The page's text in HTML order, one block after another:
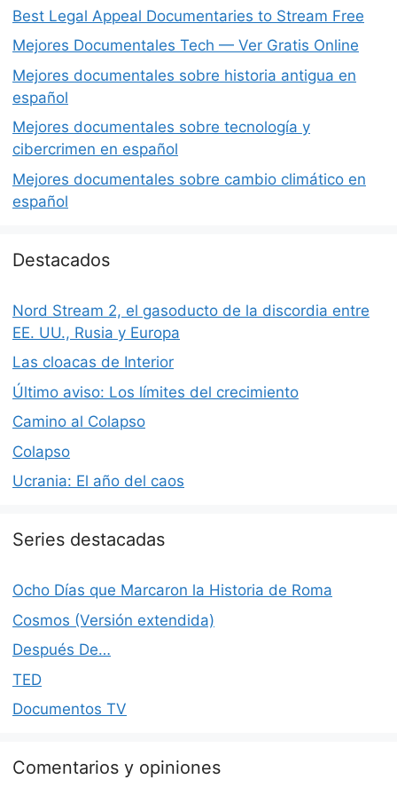
Best Legal Appeal Documentaries to Stream Free
Mejores Documentales Tech — Ver Gratis Online
Mejores documentales sobre historia antigua en
español
Mejores documentales sobre tecnología y
cibercrimen en español
Mejores documentales sobre cambio climático en
español
Destacados
Nord Stream 2, el gasoducto de la discordia entre
EE. UU., Rusia y Europa
Las cloacas de Interior
Último aviso: Los límites del crecimiento
Camino al Colapso
Colapso
Ucrania: El año del caos
Series destacadas
Ocho Días que Marcaron la Historia de Roma
Cosmos (Versión extendida)
Después De…
TED
Documentos TV
Comentarios y opiniones